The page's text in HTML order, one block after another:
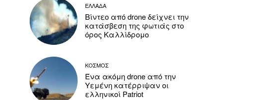
ΕΛΛΑΔΑ
Βίντεο από drone δείχνει την
κατάσβεση της φωτιάς στο
όρος Καλλίδρομο
ΚΟΣΜΟΣ
Ένα ακόμη drone από την
Υεμένη κατέρριψαν οι
ελληνικοί Patriot